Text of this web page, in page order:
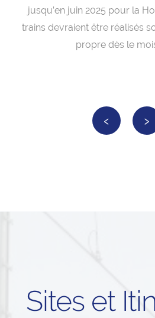
jusqu’en juin 2025 pour la
trains devraient être réalisés
propre dès le
‹ ›
Sites et